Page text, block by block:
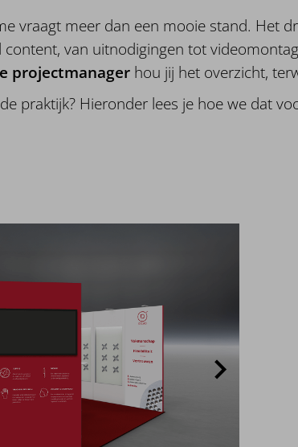
vraagt meer dan een mooie stand. Het
van uitnodigingen tot
projectmanager hou jij het overzicht,
praktijk? Hieronder lees je hoe we dat